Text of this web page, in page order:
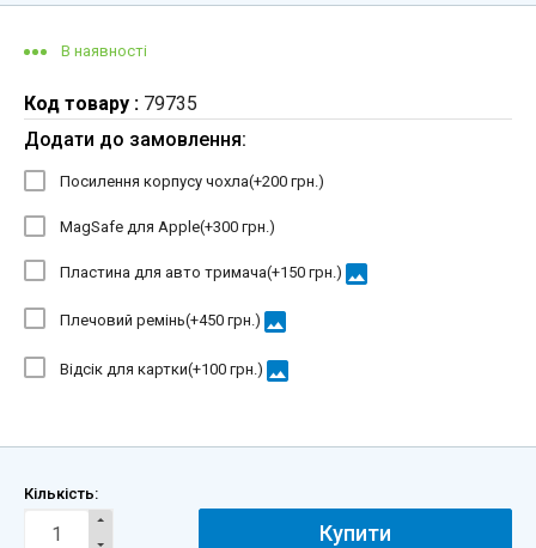
В наявності
Код товару : 79735
Додати до замовлення:
Посилення корпусу чохла(+200 грн.)
MagSafe для Apple(+300 грн.)
Пластина для авто тримача(+150 грн.) image
Плечовий ремінь(+450 грн.) image
Відсік для картки(+100 грн.) image
Кількість:
Купити